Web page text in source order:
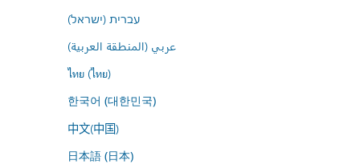
עברית (ישראל)
عربي (المنطقة العربية)
ไทย (ไทย)
한국어 (대한민국)
中文(中国)
日本語 (日本)